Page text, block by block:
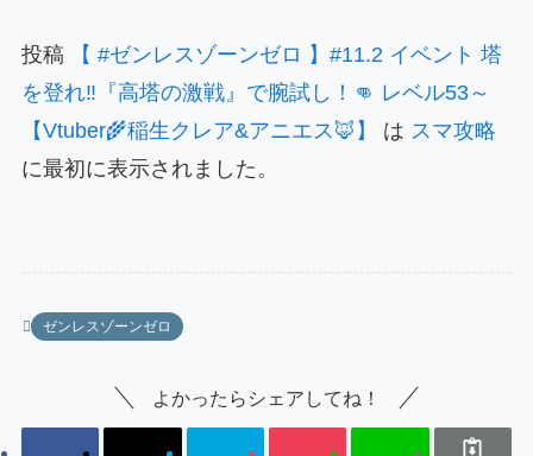
投稿
【 #ゼンレスゾーンゼロ 】#11.2 イベント 塔
を登れ‼『高塔の激戦』で腕試し！👊 レベル53～
【Vtuber🌾稲生クレア&アニエス🦊】
は スマ攻略
に最初に表示されました。
ゼンレスゾーンゼロ
よかったらシェアしてね！